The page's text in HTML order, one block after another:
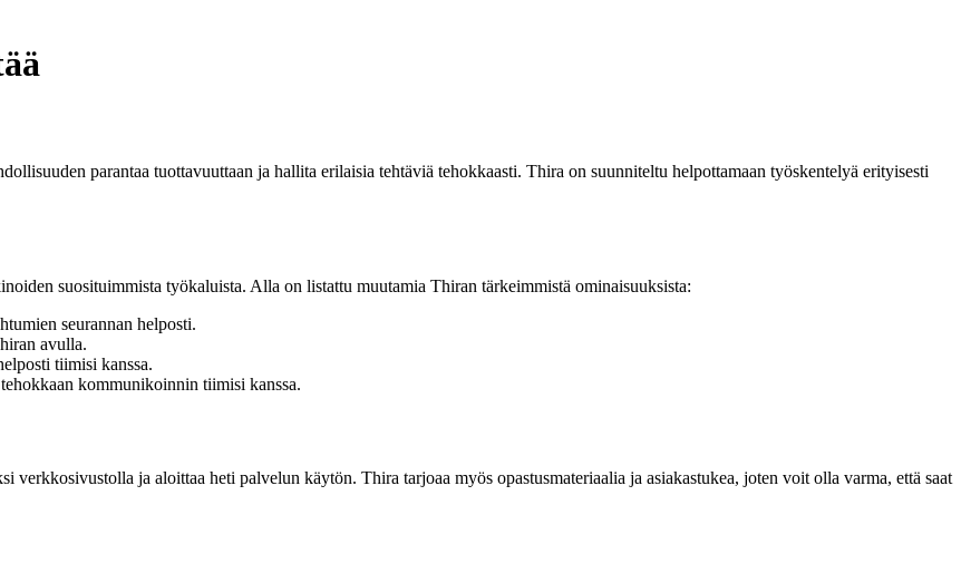
parantaa tuottavuuttaan ja hallita erilaisia tehtäviä tehokkaasti. Thira on suunniteltu helpottamaan työskentelyä erityisesti
suosituimmista työkaluista. Alla on listattu muutamia Thiran tärkeimmistä ominaisuuksista:
seurannan helposti.
avulla.
tiimisi kanssa.
kommunikoinnin tiimisi kanssa.
ja aloittaa heti palvelun käytön. Thira tarjoaa myös opastusmateriaalia ja asiakastukea, joten voit olla varma, että saat